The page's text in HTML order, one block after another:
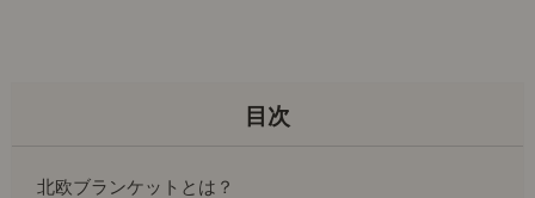
北欧ブランケットとは？